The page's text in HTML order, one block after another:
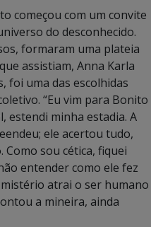
começou com um convite
do desconhecido.
formaram uma plateia
assistiam, Anna Karla
foi uma das escolhidas
“Eu vim para Bonito
estendi minha estadia. A
ele acertou tudo,
Como sou cética, fiquei
entender como ele fez
atrai o ser humano
a mineira, ainda